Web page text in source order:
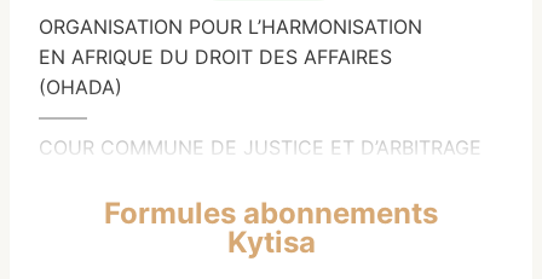
ORGANISATION POUR L’HARMONISATION
EN AFRIQUE DU DROIT DES AFFAIRES
(OHADA)
——–
COUR COMMUNE DE JUSTICE ET D’ARBITRAGE
Formules abonnements
Kytisa